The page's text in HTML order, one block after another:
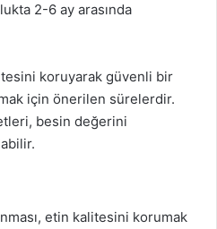
2-6 ay arasında
koruyarak güvenli bir
için önerilen sürelerdir.
besin değerini
etin kalitesini korumak